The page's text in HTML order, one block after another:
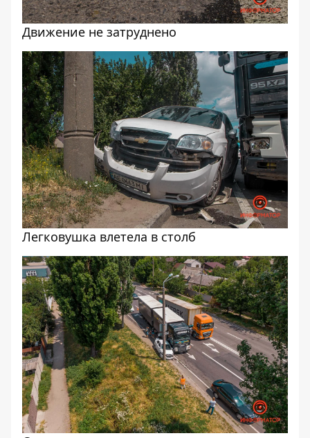
Движение не затруднено
Легковушка влетела в столб